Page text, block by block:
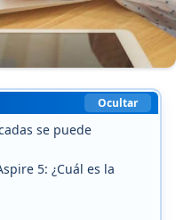
Ocultar
se puede
5: ¿Cuál es la